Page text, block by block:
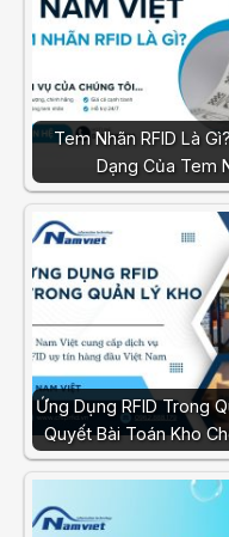
Tem Nhãn RFID Là
Dạng Của Tem
Ứng Dụng RFID Trong
Quyết Bài Toán Kho